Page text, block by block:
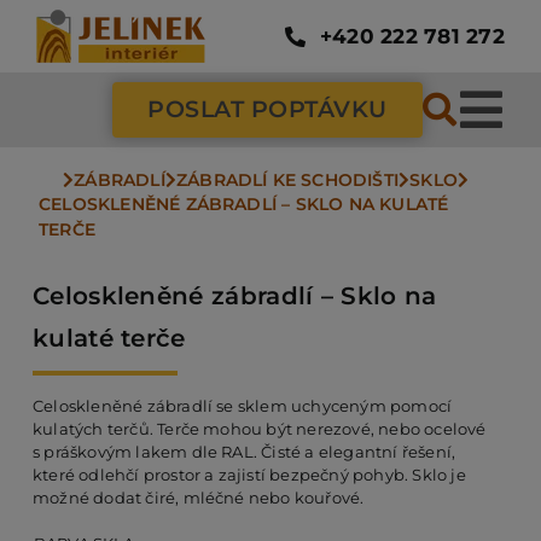
Přeskočit
obsah
+420 222 781 272
POSLAT POPTÁVKU
ZÁBRADLÍ ZÁBRADLÍ KE SCHODIŠTI SKLO
CELOSKLENĚNÉ ZÁBRADLÍ – SKLO NA KULATÉ
TERČE
Celoskleněné zábradlí – Sklo na
kulaté terče
Celoskleněné zábradlí se sklem uchyceným pomocí
kulatých terčů. Terče mohou být nerezové, nebo ocelové
s práškovým lakem dle RAL. Čisté a elegantní řešení,
které odlehčí prostor a zajistí bezpečný pohyb. Sklo je
možné dodat čiré, mléčné nebo kouřové.